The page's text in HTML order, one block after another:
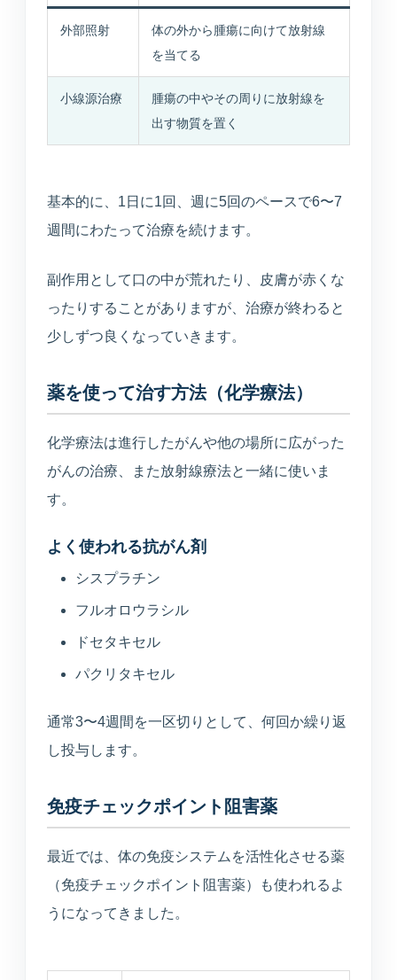
外部照射
体の外から腫瘍に向けて放射線
を当てる
小線源治療
腫瘍の中やその周りに放射線を
出す物質を置く
基本的に、1日に1回、週に5回のペースで6〜7
週間にわたって治療を続けます。
副作用として口の中が荒れたり、皮膚が赤くな
ったりすることがありますが、治療が終わると
少しずつ良くなっていきます。
薬を使って治す方法（化学療法）
化学療法は進行したがんや他の場所に広がった
がんの治療、また放射線療法と一緒に使いま
す。
よく使われる抗がん剤
シスプラチン
フルオロウラシル
ドセタキセル
パクリタキセル
通常3〜4週間を一区切りとして、何回か繰り返
し投与します。
免疫チェックポイント阻害薬
最近では、体の免疫システムを活性化させる薬
（免疫チェックポイント阻害薬）も使われるよ
うになってきました。